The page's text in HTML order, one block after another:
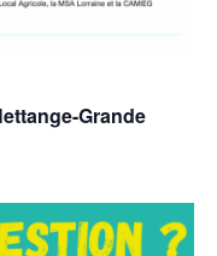
Grande